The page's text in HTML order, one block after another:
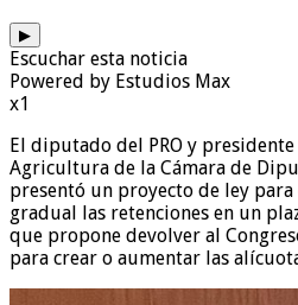
▶
Escuchar esta noticia
Powered by Estudios Max
x1
El diputado del PRO y
Agricultura de la Cámara de
presentó un proyecto de ley
gradual las retenciones en un
que propone devolver al
para crear o aumentar las